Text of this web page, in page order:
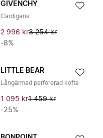
GIVENCHY
Cardigans
2 996 kr3 254 kr
-8%
LITTLE BEAR
Långärmad perforerad kofta
1 095 kr1 459 kr
-25%